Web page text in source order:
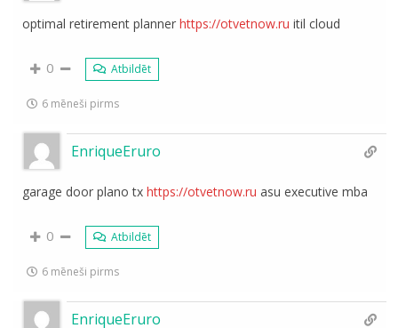
optimal retirement plannerhttps://otvetnow.ru itil cloud
0 Atbildēt
6 mēneši pirms
EnriqueEruro
garage door plano txhttps://otvetnow.ru asu executive mba
0 Atbildēt
6 mēneši pirms
EnriqueEruro